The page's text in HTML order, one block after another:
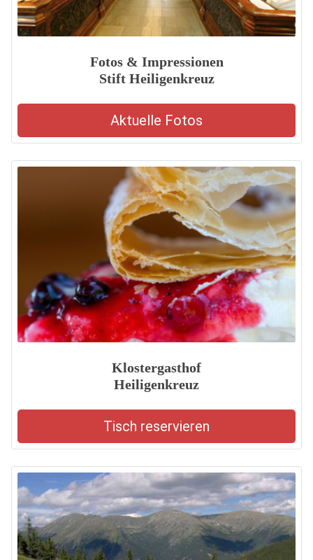
Fotos & Impressionen
Stift Heiligenkreuz
Aktuelle Fotos
Klostergasthof
Heiligenkreuz
Tisch reservieren